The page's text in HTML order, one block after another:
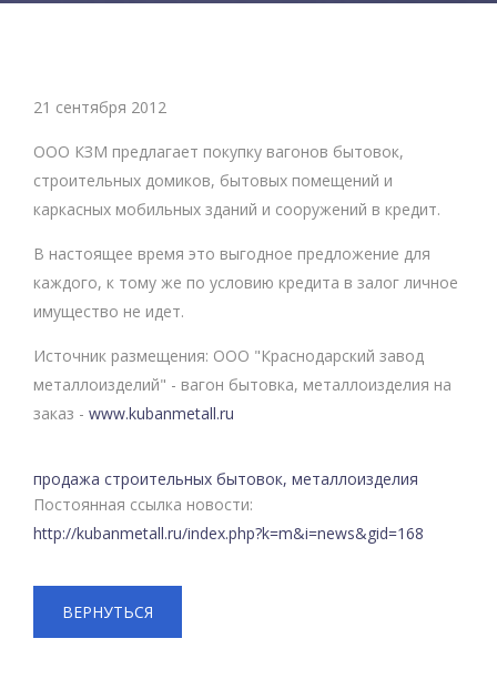
21 сентября 2012
ООО КЗМ предлагает покупку вагонов бытовок,
строительных домиков, бытовых помещений и
каркасных мобильных зданий и сооружений в кредит.
В настоящее время это выгодное предложение для
каждого, к тому же по условию кредита в залог личное
имущество не идет.
Источник размещения: ООО "Краснодарский завод
металлоизделий" - вагон бытовка, металлоизделия на
заказ - www.kubanmetall.ru
продажа строительных бытовок, металлоизделия
Постоянная ссылка новости:
http://kubanmetall.ru/index.php?k=m&i=news&gid=168
ВЕРНУТЬСЯ